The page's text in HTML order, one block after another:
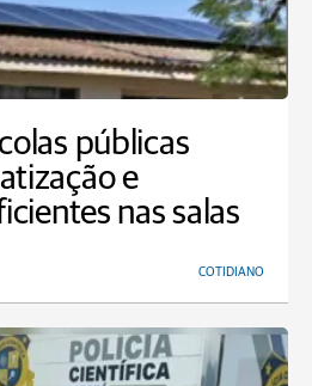
públicas
e
nas salas
COTIDIANO